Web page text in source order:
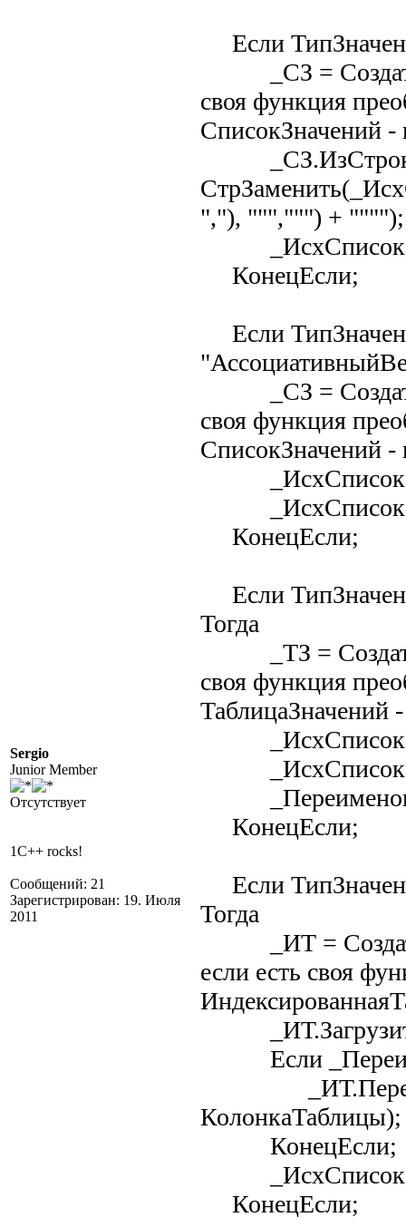
Sergio
Junior Member
Отсутствует
1C++ rocks!
Сообщений: 21
Зарегистрирован: 19. Июля
2011
Если
_СЗ =
своя функция
СписокЗначений -
","), """,""") + """");
_ИсхСписок
КонецЕсли;
Если
_СЗ =
своя функция
СписокЗначений -
_ИсхСписок
КонецЕсли;
Если
Тогда
_ТЗ =
своя функция
ТаблицаЗначений
_ИсхСписок
КонецЕсли;
Если
Тогда
_ИТ =
если есть своя
Если
КолонкаТаблицы);
КонецЕсли;
_ИсхСписок
КонецЕсли;